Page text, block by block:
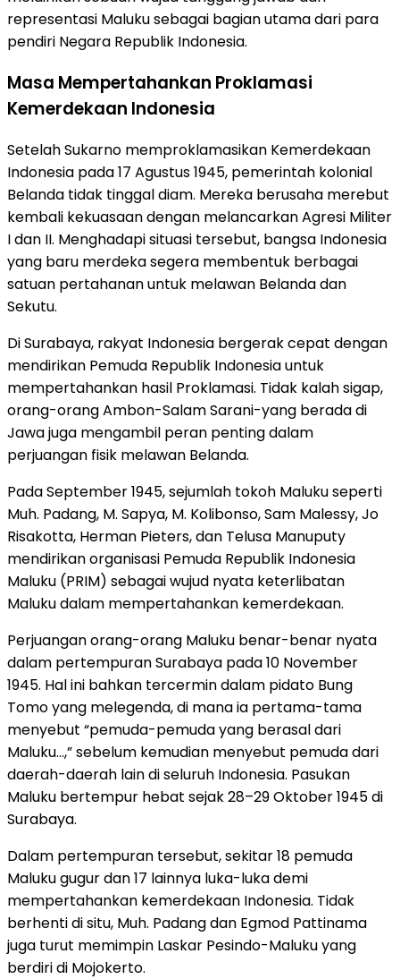
representasi Maluku sebagai bagian utama dari para
pendiri Negara Republik Indonesia.
Masa Mempertahankan Proklamasi
Kemerdekaan Indonesia
Setelah Sukarno memproklamasikan Kemerdekaan
Indonesia pada 17 Agustus 1945, pemerintah kolonial
Belanda tidak tinggal diam. Mereka berusaha merebut
kembali kekuasaan dengan melancarkan Agresi Militer
I dan II. Menghadapi situasi tersebut, bangsa Indonesia
yang baru merdeka segera membentuk berbagai
satuan pertahanan untuk melawan Belanda dan
Sekutu.
Di Surabaya, rakyat Indonesia bergerak cepat dengan
mendirikan Pemuda Republik Indonesia untuk
mempertahankan hasil Proklamasi. Tidak kalah sigap,
orang-orang Ambon-Salam Sarani-yang berada di
Jawa juga mengambil peran penting dalam
perjuangan fisik melawan Belanda.
Pada September 1945, sejumlah tokoh Maluku seperti
Muh. Padang, M. Sapya, M. Kolibonso, Sam Malessy, Jo
Risakotta, Herman Pieters, dan Telusa Manuputy
mendirikan organisasi Pemuda Republik Indonesia
Maluku (PRIM) sebagai wujud nyata keterlibatan
Maluku dalam mempertahankan kemerdekaan.
Perjuangan orang-orang Maluku benar-benar nyata
dalam pertempuran Surabaya pada 10 November
1945. Hal ini bahkan tercermin dalam pidato Bung
Tomo yang melegenda, di mana ia pertama-tama
menyebut “pemuda-pemuda yang berasal dari
Maluku…,” sebelum kemudian menyebut pemuda dari
daerah-daerah lain di seluruh Indonesia. Pasukan
Maluku bertempur hebat sejak 28–29 Oktober 1945 di
Surabaya.
Dalam pertempuran tersebut, sekitar 18 pemuda
Maluku gugur dan 17 lainnya luka-luka demi
mempertahankan kemerdekaan Indonesia. Tidak
berhenti di situ, Muh. Padang dan Egmod Pattinama
juga turut memimpin Laskar Pesindo-Maluku yang
berdiri di Mojokerto.